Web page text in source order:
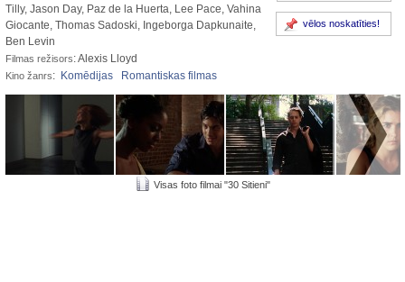
vēlos noskatīties!
Tilly, Jason Day, Paz de la Huerta, Lee Pace, Vahina
Giocante, Thomas Sadoski, Ingeborga Dapkunaite,
Ben Levin
Filmas režisors: Alexis Lloyd
Kino žanrs: Komēdijas Romantiskas filmas
Visas foto filmai "30 Sitieni"